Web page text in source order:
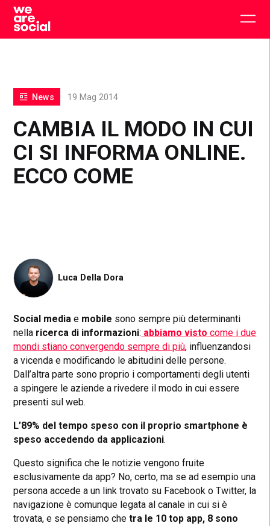
Skip
content
CAMBIA IL MODO IN CUI
CI SI INFORMA ONLINE.
ECCO COME
News 19 Mag 2014
Luca Della Dora
Social media e mobile sono sempre più determinanti
nella ricerca di informazioni: abbiamo visto come i due
mondi stiano convergendo sempre di più, influenzandosi
a vicenda e modificando le abitudini delle persone.
Dall’altra parte sono proprio i comportamenti degli utenti
a spingere le aziende a rivedere il modo in cui essere
presenti sul web.
L’89% del tempo speso con il proprio smartphone è
speso accedendo da applicazioni.
Questo significa che le notizie vengono fruite
esclusivamente da app? No, certo, ma se ad esempio una
persona accede a un link trovato su Facebook o Twitter, la
navigazione è comunque legata al canale in cui si è
trovata, e se pensiamo chetra le 10 top app, 8 sono